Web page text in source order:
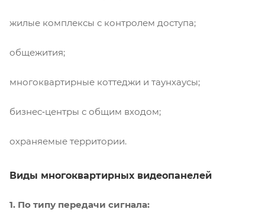
жилые комплексы с контролем доступа;
общежития;
многоквартирные коттеджи и таунхаусы;
бизнес‑центры с общим входом;
охраняемые территории.
Виды многоквартирных видеопанелей
1. По типу передачи сигнала: